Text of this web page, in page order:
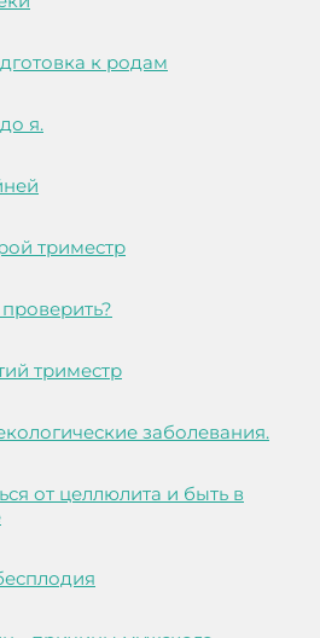
к родам
я.
триместр
триместр
заболевания.
от целлюлита и быть в